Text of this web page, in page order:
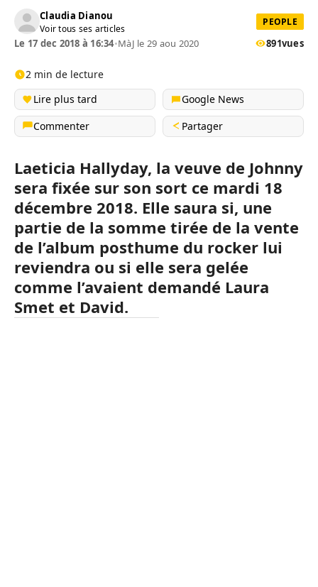
Claudia Dianou
Voir tous ses articles
PEOPLE
Le 17 dec 2018 à 16:34•MàJ le 29 aou 2020 891vues
2 min de lecture
Lire plus tard
Google News
Commenter
Partager
Laeticia Hallyday, la veuve de Johnny
sera fixée sur son sort ce mardi 18
décembre 2018. Elle saura si, une
partie de la somme tirée de la vente
de l’album posthume du rocker lui
reviendra ou si elle sera gelée
comme l’avaient demandé Laura
Smet et David.